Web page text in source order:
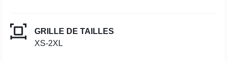
GRILLE DE TAILLES
XS-2XL